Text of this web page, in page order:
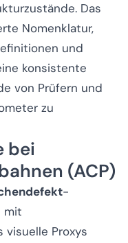
Das
Nomenklatur,
und
konsistente
von Prüfern und
zu
bei
(ACP)
-
mit
visuelle Proxys